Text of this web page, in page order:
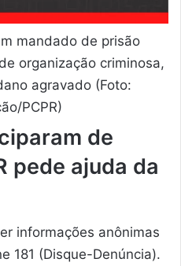
mandado de prisão
organização criminosa,
agravado (Foto:
PCPR)
de
pede ajuda da
informações anônimas
181 (Disque-Denúncia).